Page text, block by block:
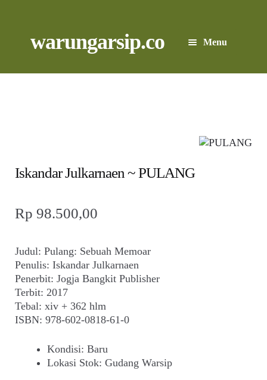
to
to
warungarsip.co Menu
Beranda
Foto
Cari Arsip
Alamat
Reseller
Iskandar Julkarnaen ~ PULANG
Rp 98.500,00
Judul: Pulang: Sebuah Memoar
Penulis: Iskandar Julkarnaen
Penerbit: Jogja Bangkit Publisher
Terbit: 2017
Tebal: xiv + 362 hlm
ISBN: 978-602-0818-61-0
Kondisi: Baru
Lokasi Stok: Gudang Warsip